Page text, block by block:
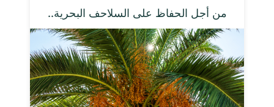
من أجل الحفاظ على السلاحف البحرية..